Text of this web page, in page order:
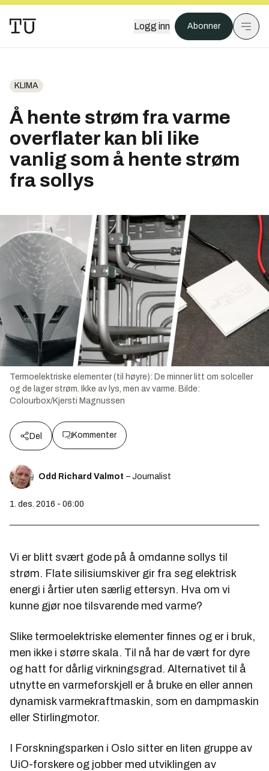
Logg inn Abonner
KLIMA
Å hente strøm fra varme
overflater kan bli like
vanlig som å hente strøm
fra sollys
Termoelektriske elementer (til høyre): De minner litt om solceller
og de lager strøm. Ikke av lys, men av varme. Bilde:
Colourbox/Kjersti Magnussen
Del Kommenter
Odd Richard Valmot – Journalist
1. des. 2016 - 06:00
Vi er blitt svært gode på å omdanne sollys til
strøm. Flate silisiumskiver gir fra seg elektrisk
energi i årtier uten særlig ettersyn. Hva om vi
kunne gjør noe tilsvarende med varme?
Slike termoelektriske elementer finnes og er i bruk,
men ikke i større skala. Til nå har de vært for dyre
og hatt for dårlig virkningsgrad. Alternativet til å
utnytte en varmeforskjell er å bruke en eller annen
dynamisk varmekraftmaskin, som en dampmaskin
eller Stirlingmotor.
I Forskningsparken i Oslo sitter en liten gruppe av
UiO-forskere og jobber med utviklingen av